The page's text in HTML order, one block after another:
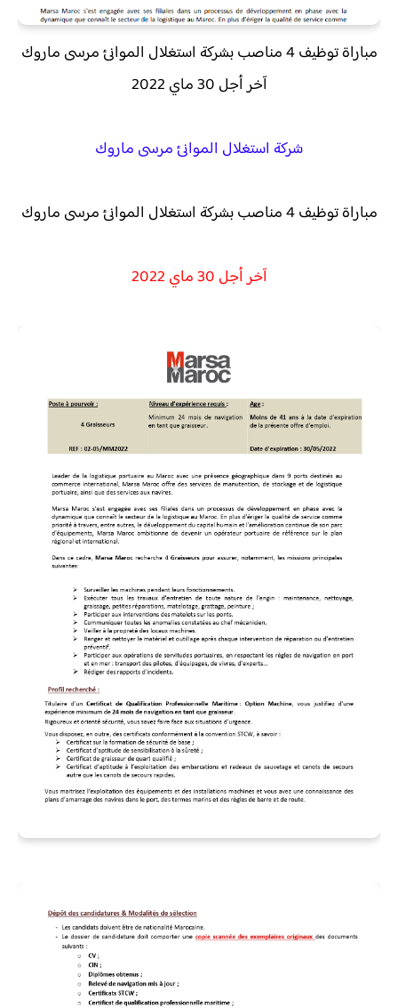
مباراة توظيف 4 مناصب بشركة استغلال الموانئ مرسى ماروك
آخر أجل 30 ماي 2022
شركة استغلال الموانئ مرسى ماروك
مباراة توظيف 4 مناصب بشركة استغلال الموانئ مرسى ماروك
آخر أجل 30 ماي 2022